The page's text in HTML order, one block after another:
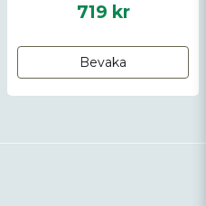
719 kr
Bevaka